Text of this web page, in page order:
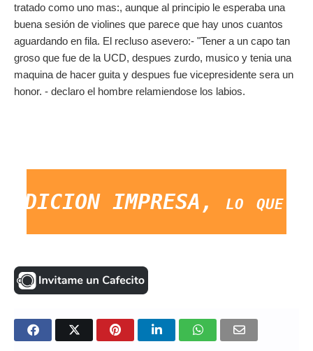
tratado como uno mas:, aunque al principio le esperaba una
buena sesión de violines que parece que hay unos cuantos
aguardando en fila. El recluso asevero:- "Tener a un capo tan
groso que fue de la UCD, despues zurdo, musico y tenia una
maquina de hacer guita y despues fue vicepresidente sera un
honor. - declaro el hombre relamiendose los labios.
IMPRESA, lo que ocurra